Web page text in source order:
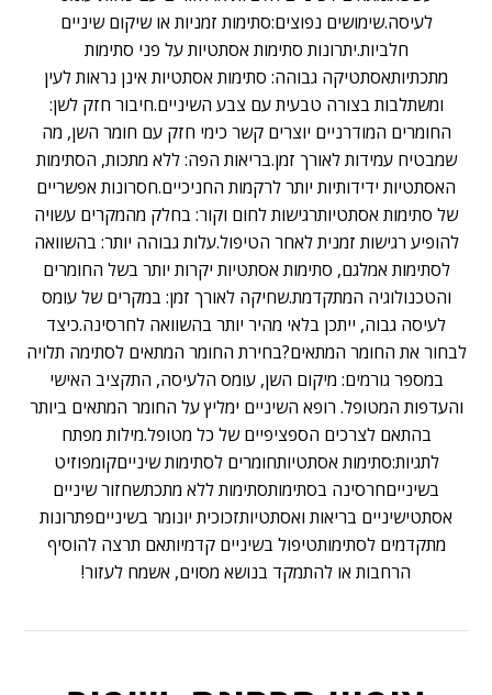
לעיסה.שימושים נפוצים:סתימות זמניות או שיקום שיניים
חלביות.יתרונות סתימות אסתטיות על פני סתימות
מתכתיותאסתטיקה גבוהה: סתימות אסתטיות אינן נראות לעין
ומשתלבות בצורה טבעית עם צבע השיניים.חיבור חזק לשן:
החומרים המודרניים יוצרים קשר כימי חזק עם חומר השן, מה
שמבטיח עמידות לאורך זמן.בריאות הפה: ללא מתכות, הסתימות
האסתטיות ידידותיות יותר לרקמות החניכיים.חסרונות אפשריים
של סתימות אסתטיותרגישות לחום וקור: בחלק מהמקרים עשויה
להופיע רגישות זמנית לאחר הטיפול.עלות גבוהה יותר: בהשוואה
לסתימות אמלגם, סתימות אסתטיות יקרות יותר בשל החומרים
והטכנולוגיה המתקדמת.שחיקה לאורך זמן: במקרים של עומס
לעיסה גבוה, ייתכן בלאי מהיר יותר בהשוואה לחרסינה.כיצד
לבחור את החומר המתאים?בחירת החומר המתאים לסתימה תלויה
במספר גורמים: מיקום השן, עומס הלעיסה, התקציב האישי
והעדפות המטופל. רופא השיניים ימליץ על החומר המתאים ביותר
בהתאם לצרכים הספציפיים של כל מטופל.מילות מפתח
לתגיות:סתימות אסתטיותחומרים לסתימות שינייםקומפוזיט
בשינייםחרסינה בסתימותסתימות ללא מתכתשחזור שיניים
אסתטישיניים בריאות ואסתטיותזכוכית יונומר בשינייםפתרונות
מתקדמים לסתימותטיפול בשיניים קדמיותאם תרצה להוסיף
הרחבות או להתמקד בנושא מסוים, אשמח לעזור!